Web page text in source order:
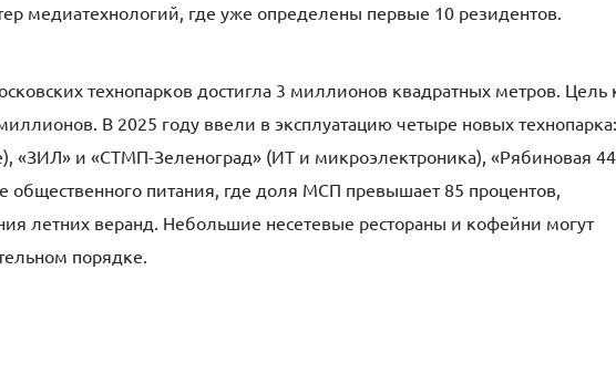
медиатехнологий, где уже определены первые 10 резидентов.
технопарков достигла 3 миллионов квадратных метров. Цель
В 2025 году ввели в эксплуатацию четыре новых технопарка:
«ЗИЛ» и «СТМП-Зеленоград» (ИТ и микроэлектроника), «Рябиновая
общественного питания, где доля МСП превышает 85 процентов,
летних веранд. Небольшие несетевые рестораны и кофейни могут
порядке.